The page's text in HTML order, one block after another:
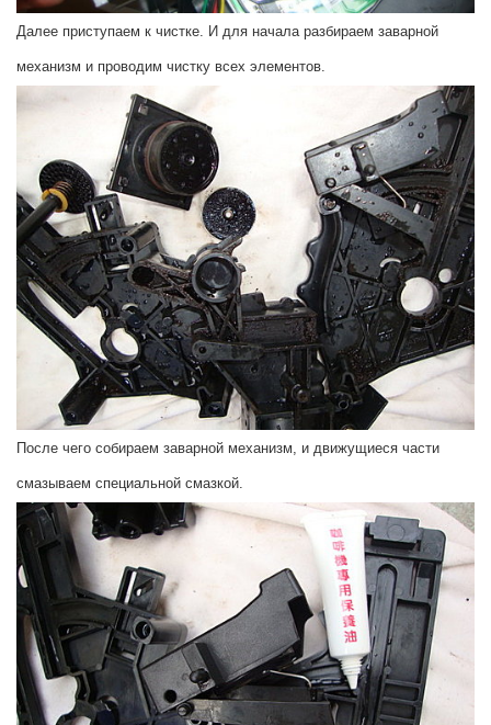
Далее приступаем к чистке. И для начала разбираем заварной
механизм и проводим чистку всех элементов.
После чего собираем заварной механизм, и движущиеся части
смазываем специальной смазкой.